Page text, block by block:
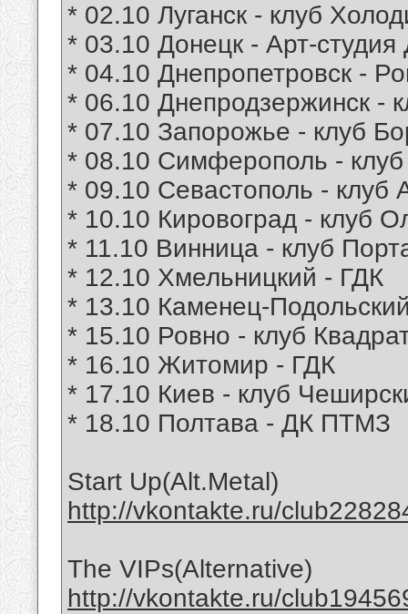
* 02.10 Луганск - клуб
* 03.10 Донецк - Арт-
* 04.10 Днепропетровск -
* 06.10 Днепродзержинск -
* 07.10 Запорожье - клуб
* 08.10 Симферополь -
* 09.10 Севастополь - клуб
* 10.10 Кировоград - клуб
* 11.10 Винница - клуб
* 12.10 Хмельницкий - ГДК
* 13.10 Каменец-
* 15.10 Ровно - клуб
* 16.10 Житомир - ГДК
* 17.10 Киев - клуб
* 18.10 Полтава - ДК ПТМЗ
Start Up(Alt.Metal)
http://vkontakte.ru/
The VIPs(Alternative)
http://vkontakte.ru/